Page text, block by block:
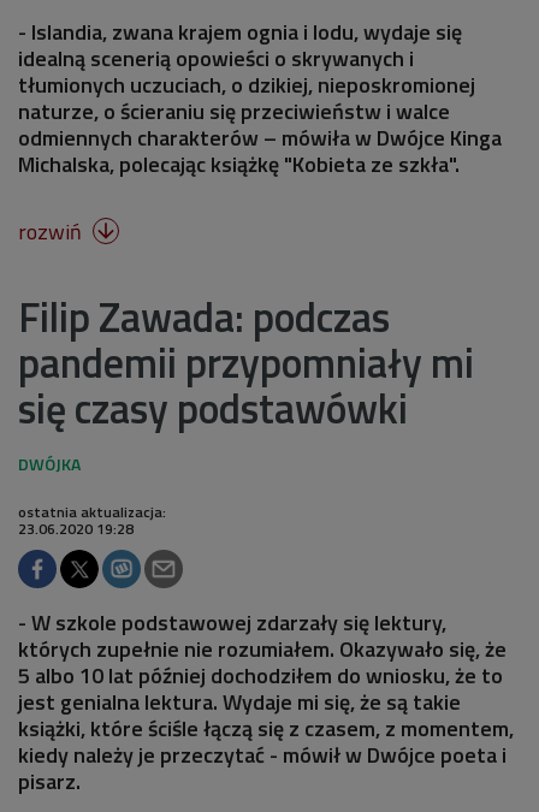
- Islandia, zwana krajem ognia i lodu, wydaje się
idealną scenerią opowieści o skrywanych i
tłumionych uczuciach, o dzikiej, nieposkromionej
naturze, o ścieraniu się przeciwieństw i walce
odmiennych charakterów – mówiła w Dwójce Kinga
Michalska, polecając książkę "Kobieta ze szkła".
rozwiń 
Filip Zawada: podczas
pandemii przypomniały mi
się czasy podstawówki
ostatnia aktualizacja:
23.06.2020 19:28
- W szkole podstawowej zdarzały się lektury,
których zupełnie nie rozumiałem. Okazywało się, że
5 albo 10 lat później dochodziłem do wniosku, że to
jest genialna lektura. Wydaje mi się, że są takie
książki, które ściśle łączą się z czasem, z momentem,
kiedy należy je przeczytać - mówił w Dwójce poeta i
pisarz.